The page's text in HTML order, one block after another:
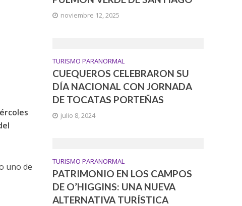
uno de
noviembre 12, 2025
TURISMO PARANORMAL
CUEQUEROS CELEBRARON SU
DÍA NACIONAL CON JORNADA
DE TOCATAS PORTEÑAS
julio 8, 2024
TURISMO PARANORMAL
PATRIMONIO EN LOS CAMPOS
DE O’HIGGINS: UNA NUEVA
ALTERNATIVA TURÍSTICA